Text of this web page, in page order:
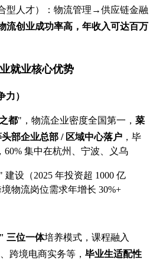
型人才）：物流管理→供应链金融
流创业成功率高，年收入可达百万
就业核心优势
）
都"，物流企业密度全国第一， 菜
部企业总部 / 区域中心落户 ，毕
60% 集中在杭州、宁波、义乌
" 建设（2025 年投资超 1000 亿
物流岗位需求年增长 30%+
三位一体培养模式，课程融入
跨境电商实务等， 毕业生适配性